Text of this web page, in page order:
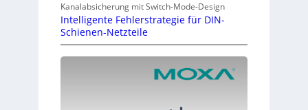
Kanalabsicherung mit Switch-Mode-Design
Intelligente Fehlerstrategie für DIN-
Schienen-Netzteile